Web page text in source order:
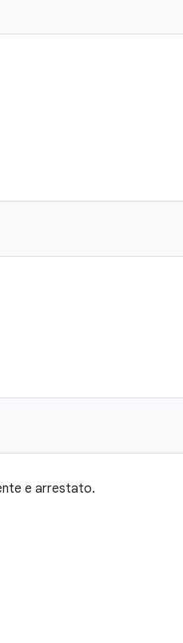
e arrestato.